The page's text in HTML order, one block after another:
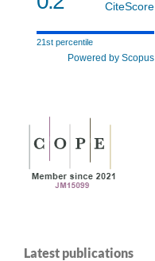
CiteScore
21st percentile
Powered by Scopus
Latest publications